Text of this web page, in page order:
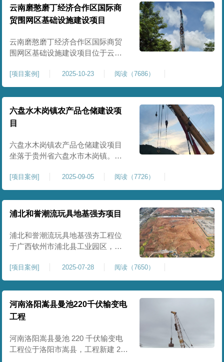
≥100kPa、压实系数≥0.94、压缩模
量≥5MPa，工程实施后将有效提升
场地整体承载力与均匀性，消除不
均匀沉降隐患，为园区高端装备产
业项目
云南磨憨磨丁经济合作区国际商
贸围网区基础设施建设项目
云南磨憨磨丁经济合作区国际商贸
围网区基础设施建设项目位于云南
商贸、口岸监管、通关查验的重要
基础设施工程。项目建设内容主要
为场地地基处理，处理总面积约 5
万平方米，采用强夯加固施工工
艺，通过全场地强夯提升地基承载
力、消除不均匀沉降，满足围网区
后续建（构）筑物及重型作业场地
使
[项目案例] 2025-10-23 阅读（7686）
六盘水木岗镇农产品仓储建设项
目
六盘水木岗镇农产品仓储建设项目
坐落于贵州省六盘水市木岗镇。场
房、分拣车间、配套附属用房等设
施。项目原始场地为新建建设用
地，土层分布不均、土体松散、天
然固结程度较低，地基整体承载力
筑需长期承受货物堆放荷载，对地
基沉降稳定性、整体密实度要求较
[项目案例] 2025-09-05 阅读（7726）
浦北和誉潮流玩具地基强夯项目
浦北和誉潮流玩具地基强夯工程位
于广西钦州市浦北县工业园区，场
公及生活附属设施。原始场地为新
建园区待开发地块，土体回填不
均、土质松散、固结度不足，场地
承载力与整体均匀性较差，若直接
施工易出现地基不均匀沉降、地面
开裂、墙体变形等质量问题，无法
满足工业厂房长期荷载及规范建设
标
[项目案例] 2025-07-28 阅读（7650）
河南洛阳嵩县曼池220千伏输变电
工程
河南洛阳嵩县曼池 220 千伏输变电
工程位于洛阳市嵩县，工程新建 220